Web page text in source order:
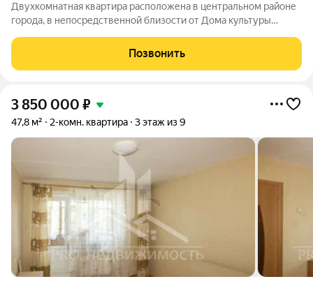
Двухкомнатная квартира расположена в центральном районе
города, в непосредственной близости от Дома культуры
комфортной структурой: комнаты распашонкой Санузел
совмещен , с отделкой кафелем, балкон
Позвонить
3 850 000 ₽
47,8 м² 2-комн. квартира 3 этаж из 9